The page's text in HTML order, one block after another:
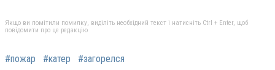
Якщо ви помітили помилку, виділіть необхідний текст і натисніть Ctrl + Enter, щоб
повідомити про це редакцію
#пожар #катер #загорелся